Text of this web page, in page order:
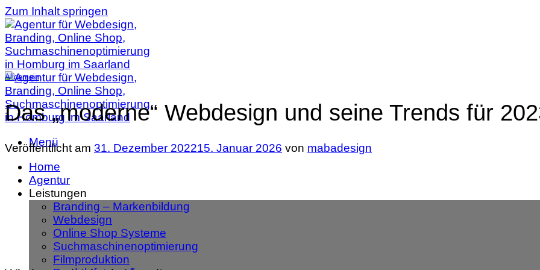
Zum Inhalt springen
Menü
Home
Agentur
Leistungen
Branding – Markenbildung
Webdesign
Online Shop Systeme
Suchmaschinenoptimierung
Filmproduktion
Allgemein
Das „moderne“ Webdesign und seine Trends für
Veröffentlicht am 31. Dezember 202215. Januar 2026 von mabadesign